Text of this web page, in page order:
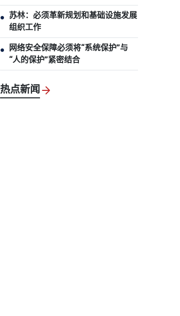
● 苏林：必须革新规划和基础设施发展
组织工作
●
网络安全保障必须将“系统保护”与
“人的保护”紧密结合
热点新闻